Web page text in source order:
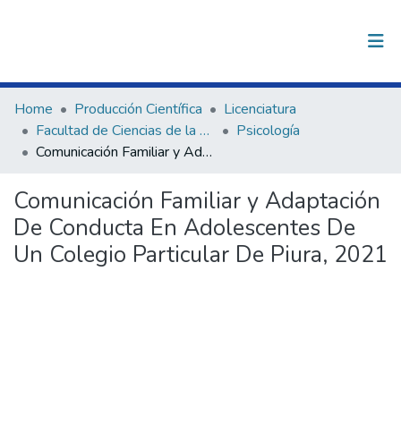
(current)
Communities & Collections
All of DSpace
Home Producción Científica
Licenciatura
Facultad de Ciencias de la Salud
Psicología
Comunicación Familiar y Adaptación De Conducta En Adolescentes De Un Colegio Particular De Piura, 2021
Comunicación Familiar y Adaptación
De Conducta En Adolescentes De
Un Colegio Particular De Piura, 2021